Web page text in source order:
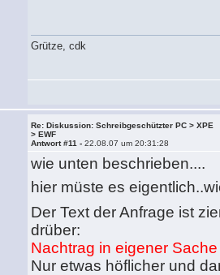
Grütze, cdk
Re: Diskussion: Schreibgeschützter PC > XPE
> EWF
Antwort #11 -22.08.07 um 20:31:28
wie unten beschrieben....
hier müste es
Der Text der Anfrage ist
drüber:
Nachtrag in eigener Sache
Nur etwas höflicher und